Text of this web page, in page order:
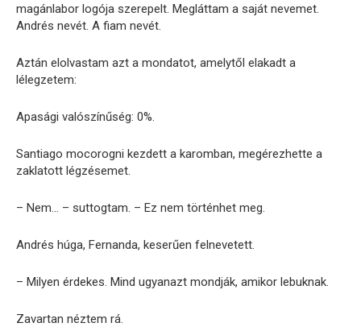
magánlabor logója szerepelt. Megláttam a saját nevemet.
Andrés nevét. A fiam nevét.
Aztán elolvastam azt a mondatot, amelytől elakadt a
lélegzetem:
Apasági valószínűség: 0%.
Santiago mocorogni kezdett a karomban, megérezhette a
zaklatott légzésemet.
– Nem… – suttogtam. – Ez nem történhet meg.
Andrés húga, Fernanda, keserűen felnevetett.
– Milyen érdekes. Mind ugyanazt mondják, amikor lebuknak.
Zavartan néztem rá.